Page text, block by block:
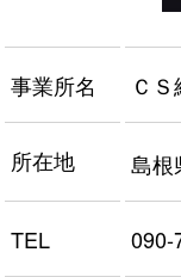
事業所名 Ｃ
所在地 島
TEL 090-